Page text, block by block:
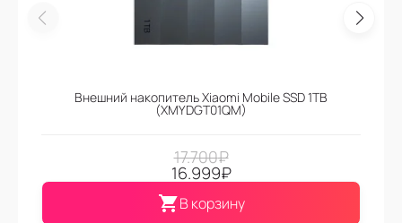
Внешний накопитель Xiaomi Mobile SSD 1TB
(XMYDGT01QM)
17.700₽
16.999₽
В корзину